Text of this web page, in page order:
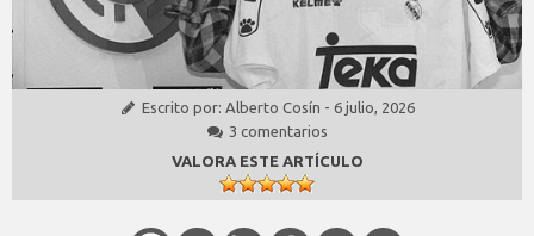
Escrito por: Alberto Cosín - 6 julio, 2026
3 comentarios
VALORA ESTE ARTÍCULO